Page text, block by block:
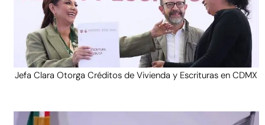
Jefa Clara Otorga Créditos de Vivienda y Escrituras en CDMX